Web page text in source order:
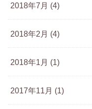
2018年7月 (4)
2018年2月 (4)
2018年1月 (1)
2017年11月 (1)